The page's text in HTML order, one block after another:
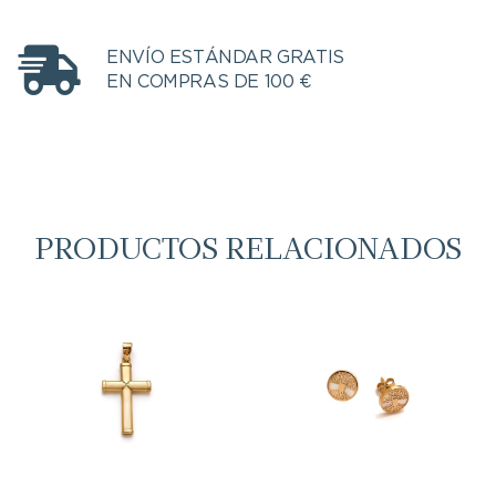
ENVÍO ESTÁNDAR GRATIS
EN COMPRAS DE 100 €
PRODUCTOS RELACIONADOS